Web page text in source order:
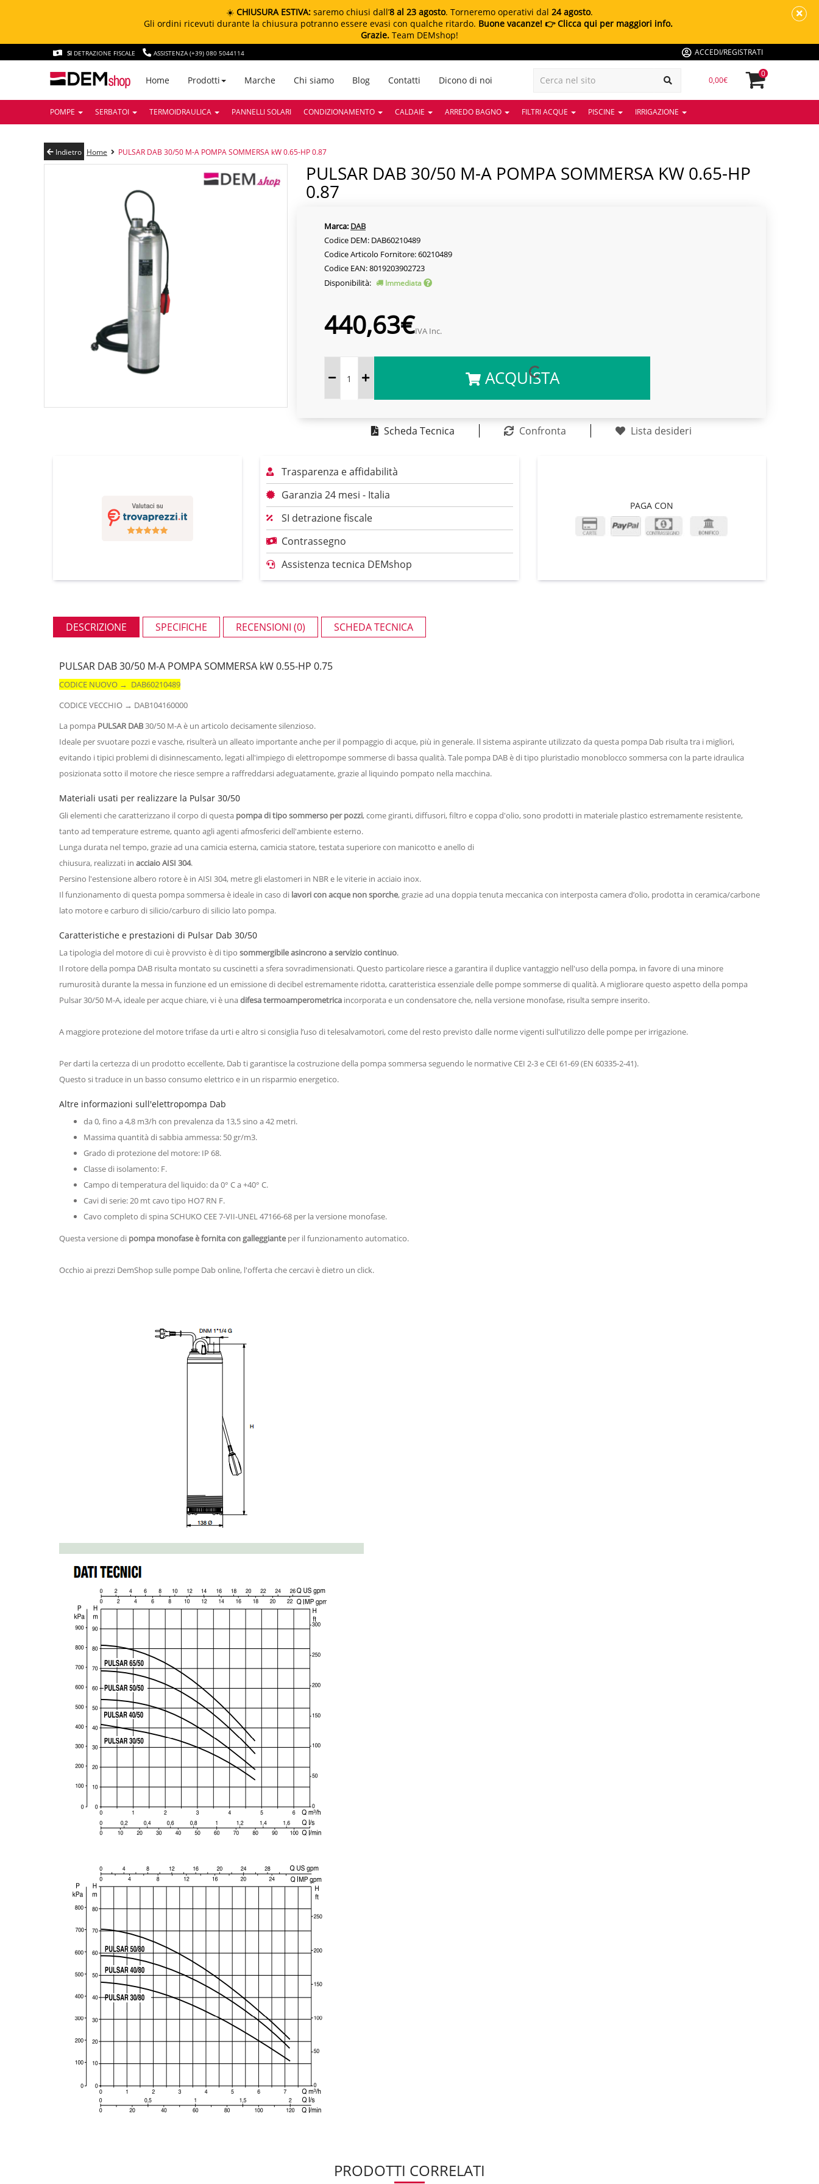
☀️ CHIUSURA ESTIVA: saremo chiusi dall’8 al 23 agosto. Torneremo operativi dal 24 agosto.
Gli ordini ricevuti durante la chiusura potranno essere evasi con qualche ritardo. Buone vacanze! 👉 Clicca qui per maggiori info.
Grazie. Team DEMshop!
SI DETRAZIONE FISCALE ASSISTENZA (+39) 080 5044114 ACCEDI/REGISTRATI
Home Prodotti Marche Chi siamo Blog Contatti Dicono di noi 0,00€
0
POMPE SERBATOI TERMOIDRAULICA PANNELLI SOLARI CONDIZIONAMENTO CALDAIE ARREDO BAGNO FILTRI ACQUE PISCINE IRRIGAZIONE
Indietro Home PULSAR DAB 30/50 M-A POMPA SOMMERSA kW 0.65-HP 0.87
PULSAR DAB 30/50 M-A POMPA SOMMERSA KW 0.65-HP
0.87
Marca: DAB
Codice DEM: DAB60210489
Codice Articolo Fornitore: 60210489
Codice EAN: 8019203902723
Disponibilità:
Immediata
440,63€IVA Inc.
ACQUISTA
Scheda Tecnica Confronta Lista desideri
Trasparenza e affidabilità
Garanzia 24 mesi - Italia
SI detrazione fiscale
Contrassegno
Assistenza tecnica DEMshop
PAGA CON
DESCRIZIONE SPECIFICHE RECENSIONI (0) SCHEDA TECNICA
PULSAR DAB 30/50 M-A POMPA SOMMERSA kW 0.55-HP 0.75
CODICE NUOVO → DAB60210489
CODICE VECCHIO → DAB104160000
La pompa PULSAR DAB30/50 M-A è un articolo decisamente silenzioso.
Ideale per svuotare pozzi e vasche, risulterà un alleato importante anche per il pompaggio di acque, più in generale. Il sistema aspirante utilizzato da questa pompa Dab risulta tra i migliori,
evitando i tipici problemi di disinnescamento, legati all'impiego di elettropompe sommerse di bassa qualità. Tale pompa DAB è di tipo pluristadio monoblocco sommersa con la parte idraulica
posizionata sotto il motore che riesce sempre a raffreddarsi adeguatamente, grazie al liquindo pompato nella macchina.
Materiali usati per realizzare la Pulsar 30/50
Gli elementi che caratterizzano il corpo di questa pompa di tipo sommerso per pozzi, come giranti, diffusori, filtro e coppa d'olio, sono prodotti in materiale plastico estremamente resistente,
tanto ad temperature estreme, quanto agli agenti afmosferici dell'ambiente esterno.
Lunga durata nel tempo, grazie ad una camicia esterna, camicia statore, testata superiore con manicotto e anello di
chiusura, realizzati in acciaio AISI 304.
Persino l'estensione albero rotore è in AISI 304, metre gli elastomeri in NBR e le viterie in acciaio inox.
Il funzionamento di questa pompa sommersa è ideale in caso di lavori con acque non sporche, grazie ad una doppia tenuta meccanica con interposta camera d’olio, prodotta in ceramica/carbone
lato motore e carburo di silicio/carburo di silicio lato pompa.
Caratteristiche e prestazioni di Pulsar Dab 30/50
La tipologia del motore di cui è provvisto è di tipo sommergibile asincrono a servizio continuo.
Il rotore della pompa DAB risulta montato su cuscinetti a sfera sovradimensionati. Questo particolare riesce a garantira il duplice vantaggio nell'uso della pompa, in favore di una minore
rumurosità durante la messa in funzione ed un emissione di decibel estremamente ridotta, caratteristica essenziale delle pompe sommerse di qualità. A migliorare questo aspetto della pompa
Pulsar 30/50 M-A, ideale per acque chiare, vi è unadifesa termoamperometrica incorporata e un condensatore che, nella versione monofase, risulta sempre inserito.
A maggiore protezione del motore trifase da urti e altro si consiglia l’uso di telesalvamotori, come del resto previsto dalle norme vigenti sull'utilizzo delle pompe per irrigazione.
Per darti la certezza di un prodotto eccellente, Dab ti garantisce la costruzione della pompa sommersa seguendo le normative CEI 2-3 e CEI 61-69 (EN 60335-2-41).
Questo si traduce in un basso consumo elettrico e in un risparmio energetico.
Altre informazioni sull'elettropompa Dab
da 0, fino a 4,8 m3/h con prevalenza da 13,5 sino a 42 metri.
Massima quantità di sabbia ammessa: 50 gr/m3.
Grado di protezione del motore: IP 68.
Classe di isolamento: F.
Campo di temperatura del liquido: da 0° C a +40° C.
Cavi di serie: 20 mt cavo tipo HO7 RN F.
Cavo completo di spina SCHUKO CEE 7-VII-UNEL 47166-68 per la versione monofase.
Questa versione di pompa monofase è fornita con galleggiante per il funzionamento automatico.
Occhio ai prezzi DemShop sulle pompe Dab online, l'offerta che cercavi è dietro un click.
PRODOTTI CORRELATI